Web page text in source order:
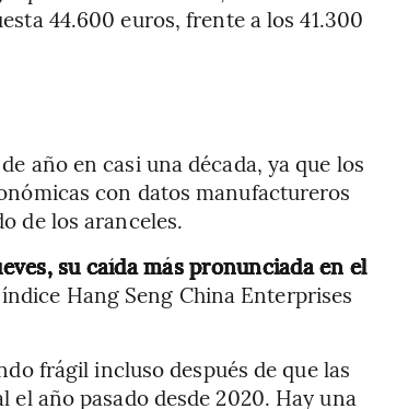
44.600 euros, frente a los 41.300
año en casi una década, ya que los
con datos manufactureros
de los aranceles.
su caída más pronunciada en el
Hang Seng China Enterprises
frágil incluso después de que las
año pasado desde 2020. Hay una